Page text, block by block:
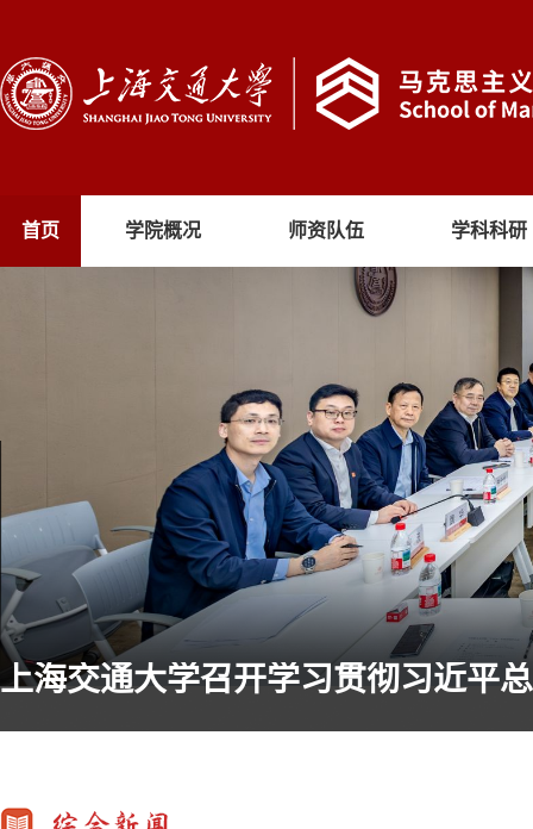
首页 学院概况 师资队伍 学科科研